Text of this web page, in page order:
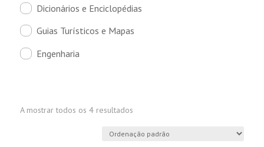
Dicionários e Enciclopédias
Guias Turísticos e Mapas
Engenharia
A mostrar todos os 4 resultados